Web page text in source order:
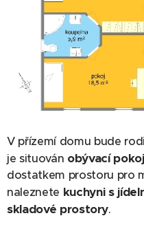
V přízemí domu bude
je situován obývací pokoj
dostatkem prostoru pro
naleznete kuchyni s
skladové prostory.